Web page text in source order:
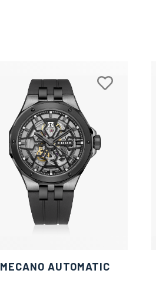
MECANO AUTOMATIC